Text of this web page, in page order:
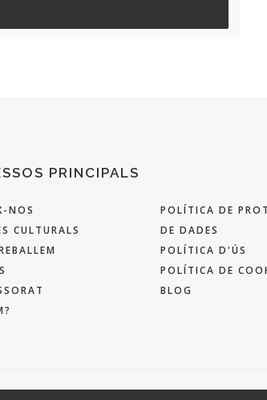
PRINCIPALS
NOS
CULTURALS
POLÍTICA DE
DE DADES
POLÍTICA D'ÚS
POLÍTICA DE
BLOG